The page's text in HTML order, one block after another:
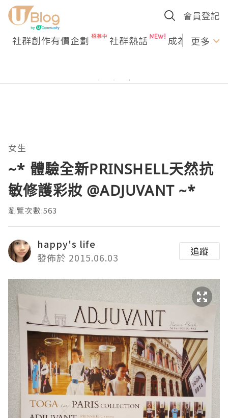
會員登記
社群創作有價企劃 社群熱話 成為U更多
女生
~* 體驗全新PRINSHELL天然抗
敏修護彩妝 @ADJUVANT ~*
瀏覽次數:563
happy's life
發佈於 2015.06.03
追蹤